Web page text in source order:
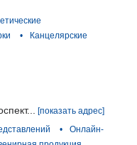
•
Канцелярские
[показать адрес]
•
Онлайн-